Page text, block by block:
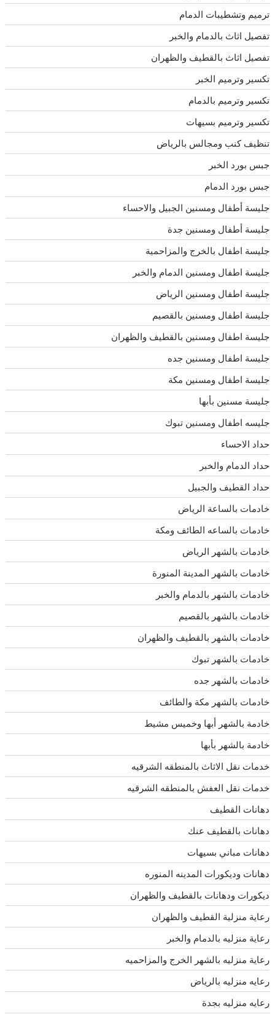
ترميم وتشطيبات الدمام
تفصيل اثاث بالدمام والخبر
تفصيل اثاث بالقطيف والظهران
تكسير وترميم الخبر
تكسير وترميم بالدمام
تكسير وترميم بسيهات
تنظيف كنب ومجالس بالرياض
جبس بورد الخبر
جبس بورد الدمام
جليسة أطفال ومسنين الجبيل والاحساء
جليسة أطفال ومسنين جدة
جليسة اطفال بالخرج والمزاحمية
جليسة اطفال ومسنين الدمام والخبر
جليسة اطفال ومسنين الرياض
جليسة اطفال ومسنين بالقصيم
جليسة اطفال ومسنين بالقطيف والظهران
جليسة اطفال ومسنين جده
جليسة اطفال ومسنين مكة
جليسة مسنين بأبها
جليسه اطفال ومسنين تبوك
حداد الاحساء
حداد الدمام والخبر
حداد القطيف والجبيل
خادمات بالساعة الرياض
خادمات بالساعه الطائف ومكة
خادمات بالشهر الرياض
خادمات بالشهر المدينة المنورة
خادمات بالشهر بالدمام والخبر
خادمات بالشهر بالقصيم
خادمات بالشهر بالقطيف والظهران
خادمات بالشهر تبوك
خادمات بالشهر جده
خادمات بالشهر مكة والطائف
خادمة بالشهر أبها وخميس مشيط
خادمة بالشهر بأبها
خدمات نقل الاثاث بالمنطقه الشرقيه
خدمات نقل العفش بالمنطقه الشرقيه
دهانات القطيف
دهانات بالقطيف عنك
دهانات مباني بسيهات
دهانات وديكورات المدينه المنوره
ديكورات ودهانات بالقطيف والظهران
رعاية منزلية القطيف والظهران
رعاية منزليه بالدمام والخبر
رعاية منزليه بالشهر الخرج والمزاحميه
رعايه منزليه بالرياض
رعايه منزليه بجدة